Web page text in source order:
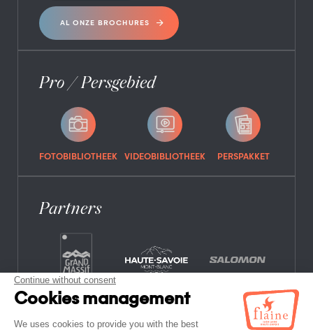
AL ONZE BROCHURES
Pro / Persgebied
FOTOBIBLIOTHEEK VIDEOBIBLIOTHEEK PERSPAKKET
Partners